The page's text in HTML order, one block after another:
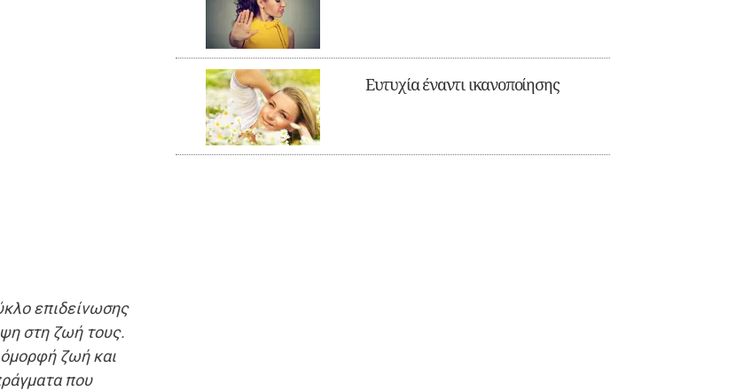
επιδείνωσης
στη ζωή τους.
ζωή και
που
Ευτυχία έναντι ικανοποίησης